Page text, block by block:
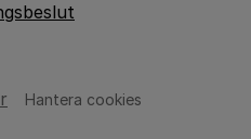
Hantera cookies